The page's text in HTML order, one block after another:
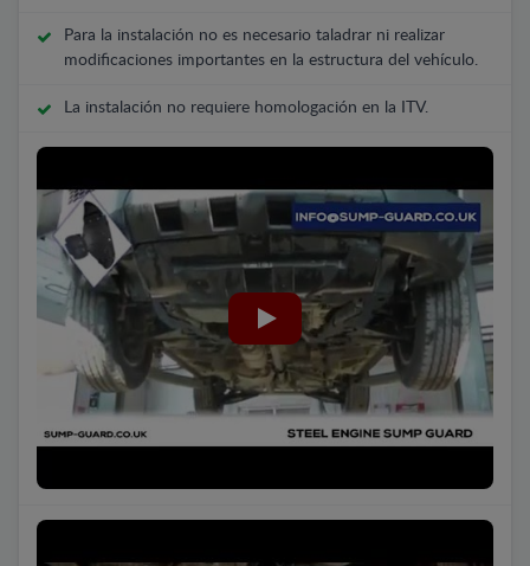
Para la instalación no es necesario taladrar ni realizar
modificaciones importantes en la estructura del vehículo.
La instalación no requiere homologación en la ITV.